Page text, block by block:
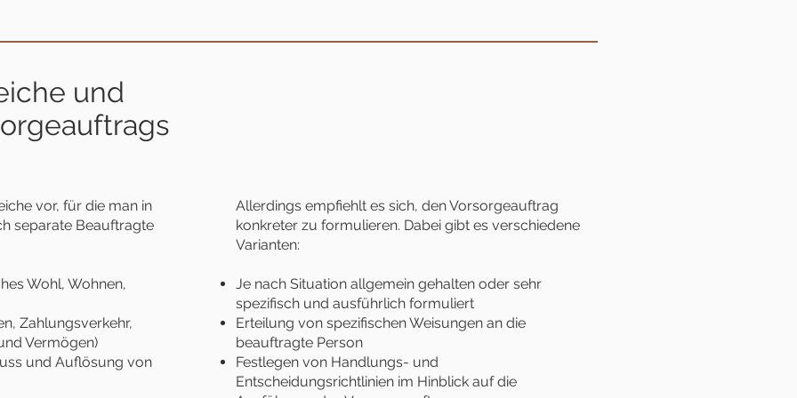
und
vor, für die man in
separate Beauftragte
Wohl, Wohnen,
Zahlungsverkehr,
Vermögen)
und Auflösung von
Allerdings empfiehlt es sich, den Vorsorgeauftrag
konkreter zu formulieren. Dabei gibt es verschiedene
Varianten:
Je nach Situation allgemein gehalten oder sehr
spezifisch und ausführlich formuliert
Erteilung von spezifischen Weisungen an die
beauftragte Person
Festlegen von Handlungs- und
Entscheidungsrichtlinien im Hinblick auf die